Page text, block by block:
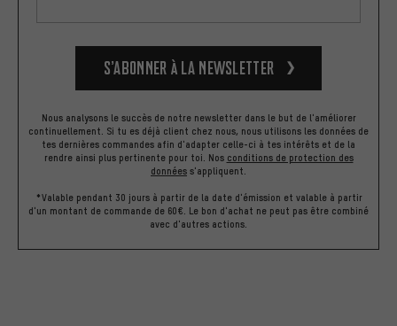
S’abonner à la newsletter
Nous analysons le succès de notre newsletter dans le but de l'améliorer
continuellement. Si tu es déjà client chez nous, nous utilisons les données de
tes dernières commandes afin d'adapter celle-ci à tes intérêts et de la
rendre ainsi plus pertinente pour toi. Nos conditions de protection des
données s'appliquent.
*Valable pendant 30 jours à partir de la date d'émission et valable à partir
d'un montant de commande de 60€. Le bon d'achat ne peut pas être combiné
avec d'autres actions.